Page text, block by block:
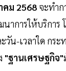
คม 2568 จะทำก
าการให้บริการ
วัน-เวลาใด กร
"ฐานเศรษฐกิจ"